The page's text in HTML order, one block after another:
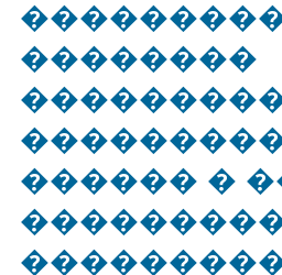
��������
������ �